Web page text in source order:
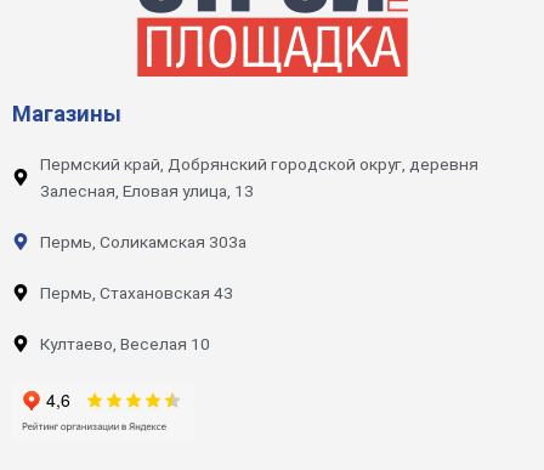
Магазины
Пермский край, Добрянский городской округ, деревня
Залесная, Еловая улица, 13
Пермь, Соликамская 303а
Пермь, Стахановская 43
Култаево, Веселая 10